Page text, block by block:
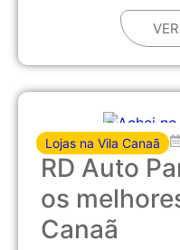
Lojas na Vila Canaã
RD Auto
os
Canaã